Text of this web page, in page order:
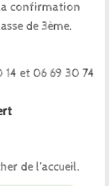
confirmation
de 3ème.
14 et 06 69 30 74
de l’accueil.